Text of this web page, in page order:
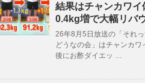
結果はチャンカワイ
0.4kg増で大幅リバ
26年8月5日放送の「それ
どうなの会」はチャンカワ
後にお酢ダイエッ …